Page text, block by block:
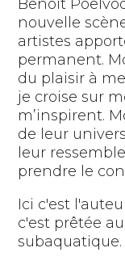
Benoit
nouvelle
artistes
permanent.
du plaisir à
je croise sur
m’inspirent.
de leur
leur
prendre le
Ici c'est
c'est prêtée
subaquatique.